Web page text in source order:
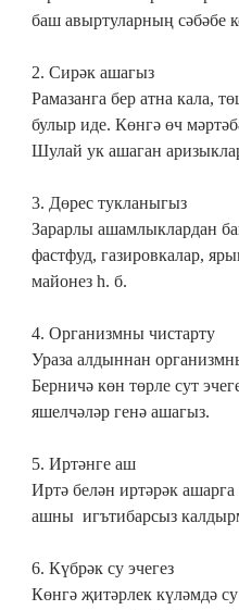
баш авыртуларның сәбәбе
2. Сирәк ашагыз
Рамазанга бер атна кала,
булыр иде. Көнгә өч
Шулай ук ашаган
3. Дөрес тукланыгыз
Зарарлы ашамлыклардан
фастфуд, газировкалар,
майонез һ. б.
4. Организмны чистарту
Ураза алдыннан
Берничә көн төрле сут
яшелчәләр генә ашагыз.
5. Иртәнге аш
Иртә белән иртәрәк
ашны игътибарсыз
6. Күбрәк су эчегез
Көнгә җитәрлек күләмдә